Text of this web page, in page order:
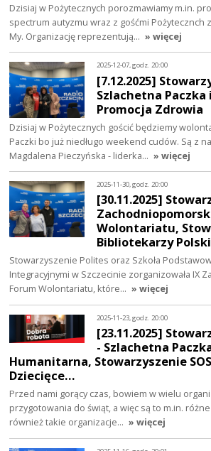
Dzisiaj w Pożytecznych porozmawiamy m.in.
spectrum autyzmu wraz z gośćmi Pożytecznch
My. Organizację reprezentują… » więcej
2025-12-07, godz. 20:00
[7.12.2025]
Szlachetna Paczka
Promocja Zdrowia
Dzisiaj w Pożytecznych gościć będziemy
Paczki bo już niedługo weekend cudów. Są z
Magdalena Pieczyńska - liderka… » więcej
2025-11-30, godz. 20:00
[30.11.2025]
Wolontariatu,
Bibliotekarzy
Stowarzyszenie Polites oraz Szkoła
Integracyjnymi w Szczecinie zorganizowała IX
Forum Wolontariatu, które… » więcej
2025-11-23, godz. 20:00
[23.11.2025]
- Szlachetna
Humanitarna, Stowarzyszenie
Dziecięce…
Przed nami gorący czas, bowiem w wielu
przygotowania do świąt, a więc są to m.in.
również takie organizacje… » więcej